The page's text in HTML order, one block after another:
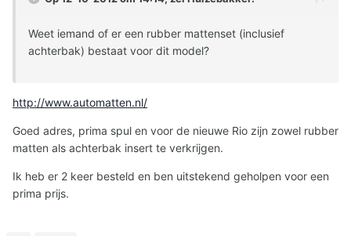
Weet iemand of er een rubber mattenset (inclusief
achterbak) bestaat voor dit model?
http://www.automatten.nl/
Goed adres, prima spul en voor de nieuwe Rio zijn zowel rubber
matten als achterbak insert te verkrijgen.
Ik heb er 2 keer besteld en ben uitstekend geholpen voor een
prima prijs.